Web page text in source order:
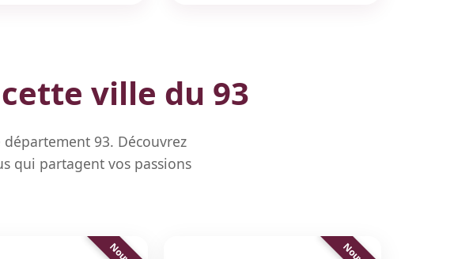
ville du 93
93. Découvrez
qui partagent vos passions